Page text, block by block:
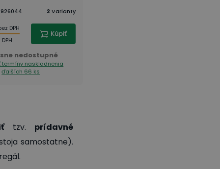
926044 2 Varianty
DPH
DPH
Kúpiť
nedostupné
termíny naskladnenia
ďalších 66 ks
tzv. prídavné
samostatne).